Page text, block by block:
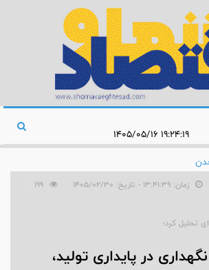
۱۹:۲۴:۱۹ ۱۴۰۵/۰۵/۱۶
زمان: ۱۳:۴۱:۳۹ - تاریخ: ۱۴۰۵/۰۲/۳۰
تحلیل کرد؛
در پایداری تولید،